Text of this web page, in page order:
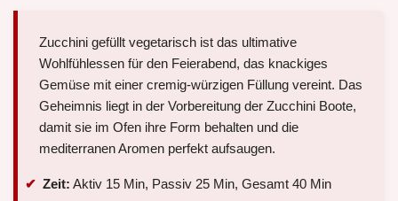
Zucchini gefüllt vegetarisch ist das ultimative
Wohlfühlessen für den Feierabend, das knackiges
Gemüse mit einer cremig-würzigen Füllung vereint. Das
Geheimnis liegt in der Vorbereitung der Zucchini Boote,
damit sie im Ofen ihre Form behalten und die
mediterranen Aromen perfekt aufsaugen.
Zeit: Aktiv 15 Min, Passiv 25 Min, Gesamt 40 Min